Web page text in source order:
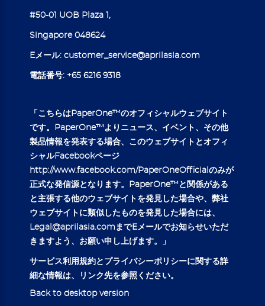
#50-01 UOB Plaza 1,
Singapore 048624
Eメール: customer_service@aprilasia.com
電話番号: +65 6216 9318
「こちらはPaperOne™のオフィシャルウェブサイト
です。PaperOne™よりニュース、イベント、その他
製品情報を発表する場合、このウェブサイトとオフィ
シャルFacebookページ
http://www.facebook.com/PaperOneOfficial のみが
正式な発信源となります。PaperOne™と関係がある
と主張する他のウェブサイトを発見した場合や、弊社
ウェブサイトに類似したものを発見した場合には、
Legal@aprilasia.com までEメールでお知らせいただ
きますよう、お願い申し上げます。」
サービス利用規約とプライバシーポリシーに関する詳
細な情報は、リンク先を参照ください。
Back to desktop version